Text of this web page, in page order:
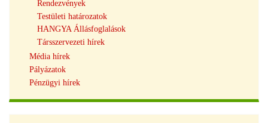
Rendezvények
Testületi határozatok
HANGYA Állásfoglalások
Társszervezeti hírek
Média hírek
Pályázatok
Pénzügyi hírek